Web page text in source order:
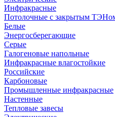
Инфракрасные
Потолочные с закрытым
Белые
Энергосберегающие
Серые
Галогеновые напольные
Инфракрасные влагостойкие
Российские
Карбоновые
Промышленные инфракрасные
Настенные
Тепловые завесы